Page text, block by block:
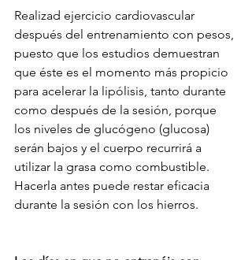
Realizad ejercicio cardiovascular
después del entrenamiento con pesos,
puesto que los estudios demuestran
que éste es el momento más propicio
para acelerar la lipólisis, tanto durante
como después de la sesión, porque
los niveles de glucógeno (glucosa)
serán bajos y el cuerpo recurrirá a
utilizar la grasa como combustible.
Hacerla antes puede restar eficacia
durante la sesión con los hierros.